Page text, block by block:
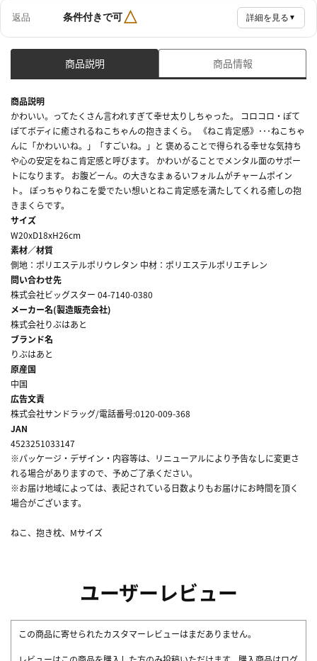
返品 条件付きで可△ 詳細を見る ▼
商品説明 商品情報
商品説明
かわいい。ってたくさん言われすぎて幸せ太りしちゃった。 コロコロ・ぽて
ぽてボディに癒されるねこちゃんの抱きまくら。 《ねこ肯定感》･･･ねこちゃ
んに「かわいいね。」「すごいね。」と 褒めることで得られる幸せな気持ち
や心の安定をねこ肯定感と呼びます。 かわいがることでメンタル面のサポー
トになります。 お腹どーん。の大きなまぁるいフォルムがチャームポイン
ト。 ぽっちゃりねこを愛でたい想いとねこ肯定感を満たしてくれる癒しの抱
きまくらです。
サイズ
W20xD18xH26cm
素材／材質
側地：ポリエステルポリウレタン 中材：ポリエステルポリエチレン
問い合わせ先
株式会社ビッグスター 04-7140-0380
メーカー名(製造販売会社)
株式会社りぶはあと
ブランド名
りぶはあと
原産国
中国
広告文責
株式会社サンドラッグ/電話番号:0120-009-368
JAN
4523251033147
※パッケージ・デザイン・内容等は、リニューアルにより予告なしに変更さ
れる場合がありますので、予めご了承ください。
※お届け地域によっては、表記されている日数よりもお届けにお時間を頂く
場合がございます。
ねこ、抱き枕、Mサイズ
ユーザーレビュー
この商品に寄せられたカスタマーレビューはまだありません。